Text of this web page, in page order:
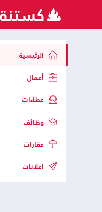
الرئيسية
أعمال
عطاءات
وظائف
عقارات
اعلانات